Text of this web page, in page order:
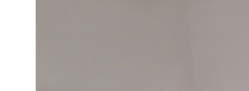
Ce bien est soumis à un diagnostic